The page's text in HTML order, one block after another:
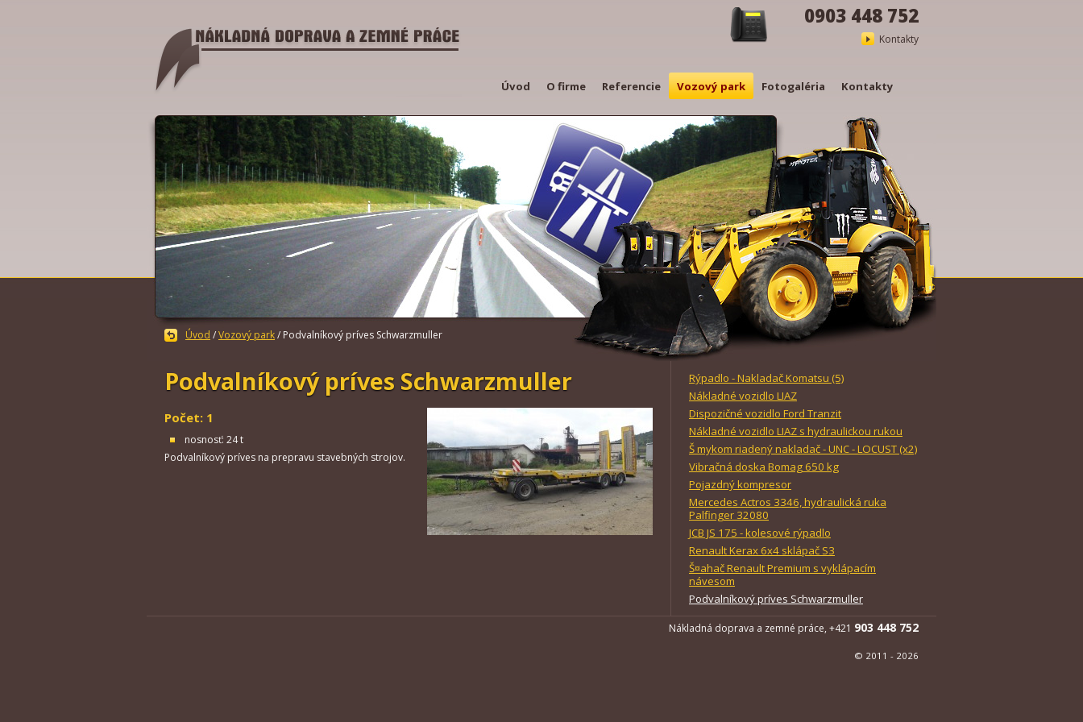
0903 448 752
Kontakty
Úvod O firme Referencie Vozový park Fotogaléria Kontakty
Úvod /Vozový park/ Podvalníkový príves Schwarzmuller
Podvalníkový príves Schwarzmuller
Počet: 1
nosnosť: 24 t
Podvalníkový príves na prepravu stavebných strojov.
Rýpadlo - Nakladač Komatsu (5)
Nákladné vozidlo LIAZ
Dispozičné vozidlo Ford Tranzit
Nákladné vozidlo LIAZ s hydraulickou rukou
Š mykom riadený nakladač - UNC - LOCUST (x2)
Vibračná doska Bomag 650 kg
Pojazdný kompresor
Mercedes Actros 3346, hydraulická ruka
Palfinger 32080
JCB JS 175 - kolesové rýpadlo
Renault Kerax 6x4 sklápač S3
Š¤ahač Renault Premium s vyklápacím
návesom
Podvalníkový príves Schwarzmuller
Nákladná doprava a zemné práce, +421 903 448 752
© 2011 - 2026